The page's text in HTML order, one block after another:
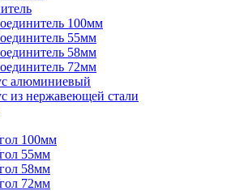
100мм
55мм
58мм
72мм
алюминиевый
из нержавеющей стали
100мм
55мм
58мм
72мм